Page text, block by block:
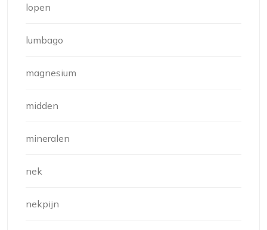
lopen
lumbago
magnesium
midden
mineralen
nek
nekpijn